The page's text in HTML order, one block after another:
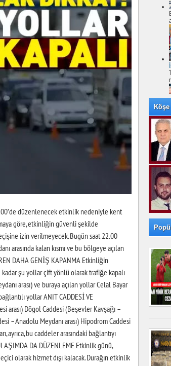
düzenlenecek etkinlik nedeniyle kent
göre, etkinliğin güvenli şekilde
izin verilmeyecek. Bugün saat 22.00
arasında kalan kısmı ve bu bölgeye açılan
DAHA GENİŞ KAPANMA Etkinliğin
kadar şu yollar çift yönlü olarak trafiğe kapalı
arası) ve buraya açılan yollar Celal Bayar
yollar ANIT CADDESİ VE
arası) Dögol Caddesi (Beşevler Kavşağı –
– Anadolu Meydanı arası) Hipodrom Caddesi
ayrıca, bu caddeler arasındaki bağlantıyı
DA DÜZENLEME Etkinlik günü,
olarak hizmet dışı kalacak. Durağın etkinlik